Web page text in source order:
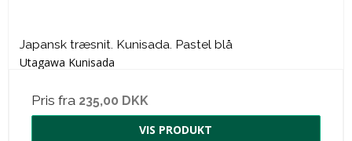
Japansk træsnit. Kunisada. Pastel blå
Utagawa Kunisada
Pris fra 235,00 DKK
VIS PRODUKT